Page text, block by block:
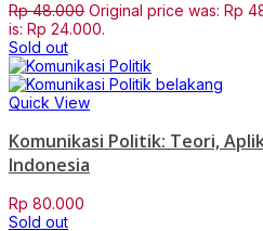
Rp48.000 Original price was: Rp
is: Rp 24.000.
Sold out
Quick View
Komunikasi Politik: Teori,
Indonesia
Rp 80.000
Sold out